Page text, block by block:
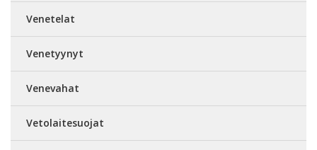
Venetelat
Venetyynyt
Venevahat
Vetolaitesuojat